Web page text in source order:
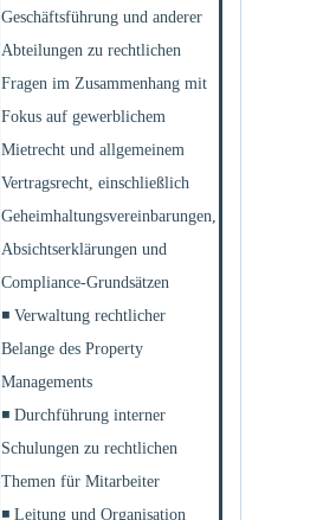
Geschäftsführung und anderer
Abteilungen zu rechtlichen
Fragen im Zusammenhang mit
Fokus auf gewerblichem
Mietrecht und allgemeinem
Vertragsrecht, einschließlich
Geheimhaltungsvereinbarungen,
Absichtserklärungen und
Compliance-Grundsätzen
◾ Verwaltung rechtlicher
Belange des Property
Managements
◾ Durchführung interner
Schulungen zu rechtlichen
Themen für Mitarbeiter
◾ Leitung und Organisation